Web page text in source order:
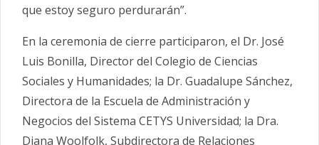
que estoy seguro perdurarán”.
En la ceremonia de cierre participaron, el Dr. José
Luis Bonilla, Director del Colegio de Ciencias
Sociales y Humanidades; la Dr. Guadalupe Sánchez,
Directora de la Escuela de Administración y
Negocios del Sistema CETYS Universidad; la Dra.
Diana Woolfolk, Subdirectora de Relaciones